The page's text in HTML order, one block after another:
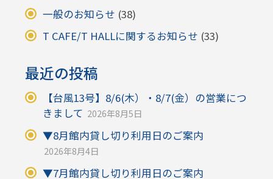
一般のお知らせ (38)
T CAFE/T HALLに関するお知らせ (33)
最近の投稿
【台風13号】8/6(木）・8/7(金）の営業につ
きまして 2026年8月5日
▼8月館内貸し切り利用日のご案内
2026年8月4日
▼7月館内貸し切り利用日のご案内